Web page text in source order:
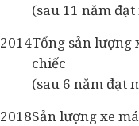
(sau 11 năm
2014Tổng sản lượng
chiếc
(sau 6 năm đạt
2018Sản lượng xe